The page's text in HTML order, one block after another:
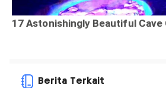
Berita Terkait